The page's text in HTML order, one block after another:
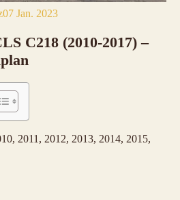
07 Jan. 2023
C218 (2010-2017) –
2011, 2012, 2013, 2014, 2015,